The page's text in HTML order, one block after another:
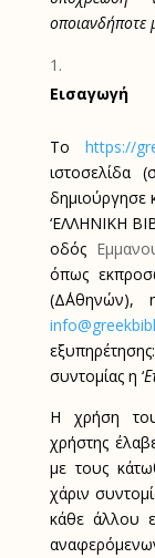
οποιανδήποτε
Εισαγωγή
Τοhttps://
ιστοσελίδα
δημιούργησε
‘ΕΛΛΗΝΙΚΗ
οδός
όπως
(Δ΄Αθηνών),
info@
συντομίας η ‘
Η χρήση
χρήστης
με τους
χάριν
κάθε άλλου